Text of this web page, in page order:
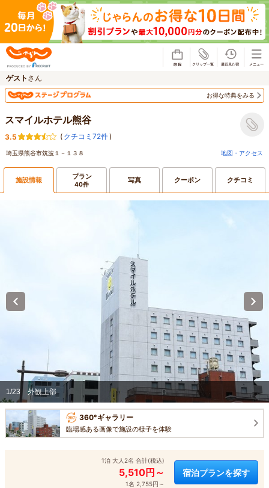
ゲスト さん
お得な特典をみる
スマイルホテル熊谷
3.5 ( クチコミ72件)
埼玉県熊谷市筑波１－１３８ 地図・アクセス
施設情報 プラン
40件 写真 クーポン クチコミ
1/23 外観上部
360°ギャラリー
臨場感ある画像で施設の様子を体験
1泊 大人2名 合計(税込)
5,510円～
1名 2,755円～
宿泊プランを探す